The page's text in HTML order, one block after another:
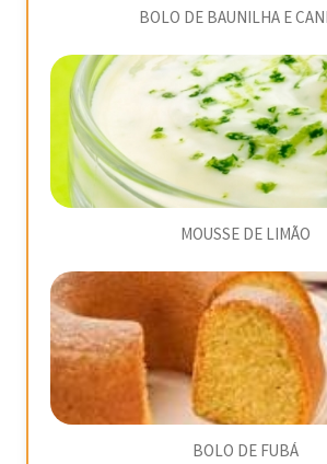
BOLO DE BAUNILHA E
MOUSSE DE LIMÃO
BOLO DE FUBÁ